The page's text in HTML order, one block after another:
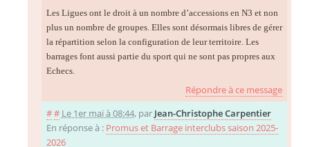
Les Ligues ont le droit à un nombre d’accessions en N3 et non
plus un nombre de groupes. Elles sont désormais libres de gérer
la répartition selon la configuration de leur territoire. Les
barrages font aussi partie du sport qui ne sont pas propres aux
Echecs.
Répondre à ce message
## Le 1er mai à 08:44, par Jean-Christophe Carpentier
En réponse à : Promus et Barrage interclubs saison 2025-
2026